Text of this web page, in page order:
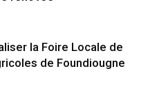
la Foire Locale de
de Foundiougne